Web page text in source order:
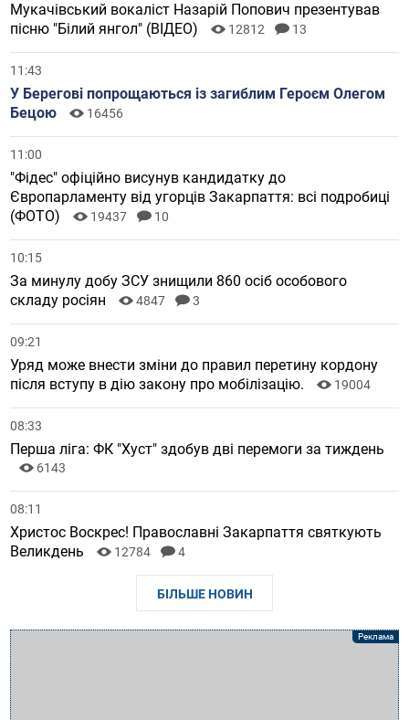
Мукачівський вокаліст Назарій Попович презентував
пісню "Білий янгол" (ВІДЕО)
12812 13
11:43
У Берегові попрощаються із загиблим Героєм Олегом
Бецою
16456
11:00
"Фідес" офіційно висунув кандидатку до
Європарламенту від угорців Закарпаття: всі подробиці
(ФОТО)
19437 10
10:15
За минулу добу ЗСУ знищили 860 осіб особового
складу росіян
4847 3
09:21
Уряд може внести зміни до правил перетину кордону
після вступу в дію закону про мобілізацію.
19004
08:33
Перша ліга: ФК "Хуст" здобув дві перемоги за тиждень
6143
08:11
Христос Воскрес! Православні Закарпаття святкують
Великдень
12784 4
БІЛЬШЕ НОВИН